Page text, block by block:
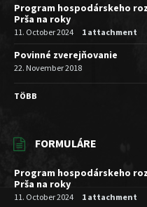
Program hospodárskeho
Prša na roky
11. October 2024 1 attachment
Povinné zverejňovanie
22. November 2018
TÖBB
FORMULÁRE
Program hospodárskeho
Prša na roky
11. October 2024 1 attachment